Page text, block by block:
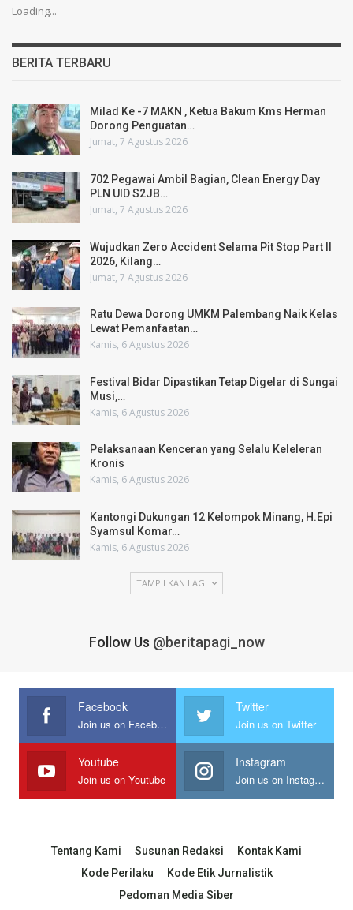
Loading...
BERITA TERBARU
Milad Ke -7 MAKN , Ketua Bakum Kms Herman
Dorong Penguatan…
Jumat, 7 Agustus 2026
702 Pegawai Ambil Bagian, Clean Energy Day
PLN UID S2JB…
Jumat, 7 Agustus 2026
Wujudkan Zero Accident Selama Pit Stop Part II
2026, Kilang…
Jumat, 7 Agustus 2026
Ratu Dewa Dorong UMKM Palembang Naik Kelas
Lewat Pemanfaatan…
Kamis, 6 Agustus 2026
Festival Bidar Dipastikan Tetap Digelar di Sungai
Musi,…
Kamis, 6 Agustus 2026
Pelaksanaan Kenceran yang Selalu Keleleran
Kronis
Kamis, 6 Agustus 2026
Kantongi Dukungan 12 Kelompok Minang, H.Epi
Syamsul Komar…
Kamis, 6 Agustus 2026
TAMPILKAN LAGI
Follow Us @beritapagi_now
Facebook
Join us on Facebook
Twitter
Join us on Twitter
Youtube
Join us on Youtube
Instagram
Join us on Instagram
Tentang Kami Susunan Redaksi
Kontak Kami
Kode Perilaku
Kode Etik Jurnalistik
Pedoman Media Siber